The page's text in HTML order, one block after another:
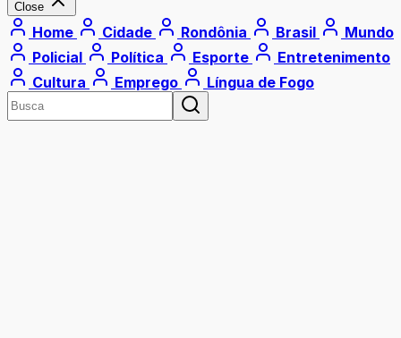
Close
Home Cidade Rondônia Brasil
Mundo
Policial
Política Esporte
Entretenimento
Cultura
Emprego Língua de Fogo